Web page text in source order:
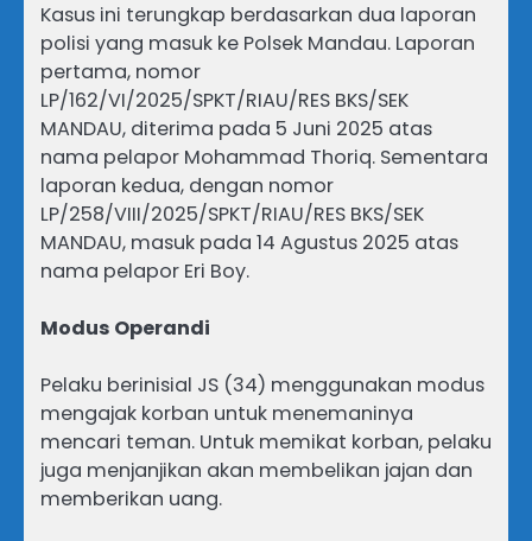
Kasus ini terungkap berdasarkan dua laporan
polisi yang masuk ke Polsek Mandau. Laporan
pertama, nomor
LP/162/VI/2025/SPKT/RIAU/RES BKS/SEK
MANDAU, diterima pada 5 Juni 2025 atas
nama pelapor Mohammad Thoriq. Sementara
laporan kedua, dengan nomor
LP/258/VIII/2025/SPKT/RIAU/RES BKS/SEK
MANDAU, masuk pada 14 Agustus 2025 atas
nama pelapor Eri Boy.
Modus Operandi
Pelaku berinisial JS (34) menggunakan modus
mengajak korban untuk menemaninya
mencari teman. Untuk memikat korban, pelaku
juga menjanjikan akan membelikan jajan dan
memberikan uang.